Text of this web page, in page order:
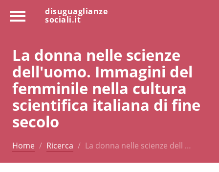
disuguaglianze
sociali.it
La donna nelle scienze
dell'uomo. Immagini del
femminile nella cultura
scientifica italiana di fine
secolo
Home Ricerca La donna nelle scienze dell …